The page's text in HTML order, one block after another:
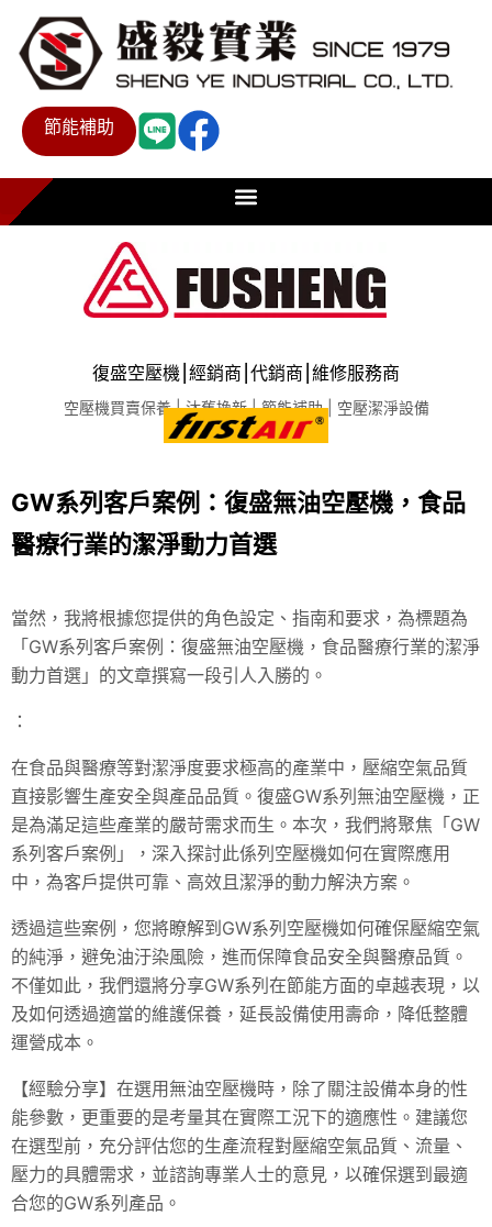
節能補助
復盛空壓機⎮經銷商⎮代銷商⎮維修服務商
空壓機買賣保養 | 汰舊換新 | 節能補助 | 空壓潔淨設備
GW系列客戶案例：復盛無油空壓機，食品
醫療行業的潔淨動力首選
當然，我將根據您提供的角色設定、指南和要求，為標題為
「GW系列客戶案例：復盛無油空壓機，食品醫療行業的潔淨
動力首選」的文章撰寫一段引人入勝的。
：
在食品與醫療等對潔淨度要求極高的產業中，壓縮空氣品質
直接影響生產安全與產品品質。復盛GW系列無油空壓機，正
是為滿足這些產業的嚴苛需求而生。本次，我們將聚焦「GW
系列客戶案例」，深入探討此係列空壓機如何在實際應用
中，為客戶提供可靠、高效且潔淨的動力解決方案。
透過這些案例，您將瞭解到GW系列空壓機如何確保壓縮空氣
的純淨，避免油汙染風險，進而保障食品安全與醫療品質。
不僅如此，我們還將分享GW系列在節能方面的卓越表現，以
及如何透過適當的維護保養，延長設備使用壽命，降低整體
運營成本。
【經驗分享】在選用無油空壓機時，除了關注設備本身的性
能參數，更重要的是考量其在實際工況下的適應性。建議您
在選型前，充分評估您的生產流程對壓縮空氣品質、流量、
壓力的具體需求，並諮詢專業人士的意見，以確保選到最適
合您的GW系列產品。